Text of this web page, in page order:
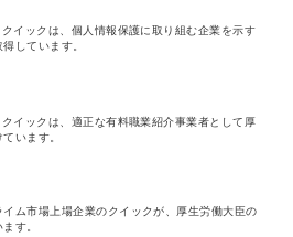
イックは、個人情報保護に取り組む企業を示す
しています。
イックは、適正な有料職業紹介事業者として厚
います。
ム市場上場企業のクイックが、厚生労働大臣の
す。